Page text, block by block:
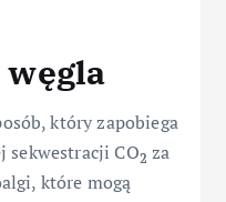
który zapobiega
sekwestracji CO2 za
które mogą